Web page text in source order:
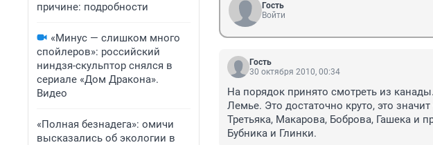
причине: подробности
«Минус — слишком много
спойлеров»: российский
ниндзя-скульптор снялся в
сериале «Дом Дракона».
Видео
«Полная безнадега»: омичи
высказались об экологии в
Гость
Войти
Гость
30 октября 2010, 00:34
На порядок принято смотреть из
Лемье. Это достаточно круто, это
Третьяка, Макарова, Боброва, Гашека и
Бубника и Глинки.